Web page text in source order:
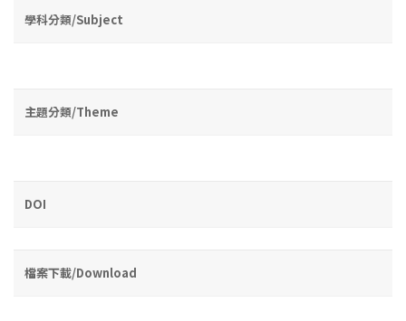
學科分類/Subject
主題分類/Theme
DOI
檔案下載/Download